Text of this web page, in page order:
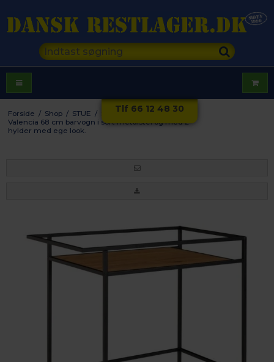
Tlf 66 12 48 30
Forside / Shop / STUE / Sofaborde /
Valencia 68 cm barvogn i sort metalstel og med 2
hylder med ege look.